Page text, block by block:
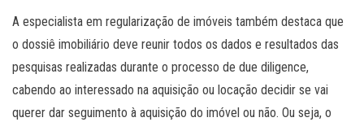
A especialista em regularização de imóveis também destaca que
o dossiê imobiliário deve reunir todos os dados e resultados das
pesquisas realizadas durante o processo de due diligence,
cabendo ao interessado na aquisição ou locação decidir se vai
querer dar seguimento à aquisição do imóvel ou não. Ou seja, o